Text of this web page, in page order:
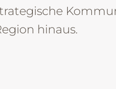
hinaus.